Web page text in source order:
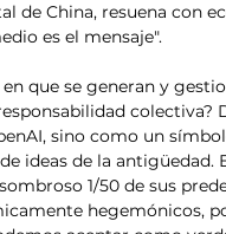
de China, resuena con
es el mensaje".
que se generan y
sino como un
ideas de la
1/50 de sus
hegemónicos,